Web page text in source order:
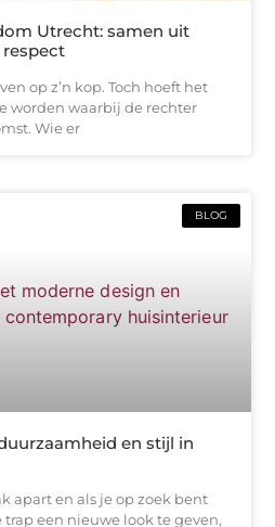
Utrecht: samen uit
op z’n kop. Toch hoeft het
worden waarbij de rechter
Wie er
BLOG
en stijl in
apart en als je op zoek bent
een nieuwe look te geven,